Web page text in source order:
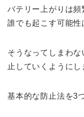
バテリー上がりは頻
誰でも起こす可能性
そうなってしまわ
止していくようにし
基本的な防止法を3